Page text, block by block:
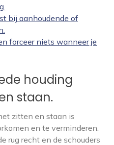
bij aanhoudende of
forceer niets wanneer je
houding
staan.
zitten en staan is
en te verminderen.
rug recht en de schouders